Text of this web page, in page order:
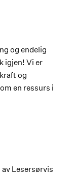
og endelig
igjen! Vi er
og
en ressurs i
av Lesersørvis